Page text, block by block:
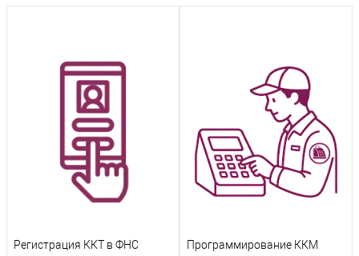
Регистрация ККТ в ФНС Программирование ККМ